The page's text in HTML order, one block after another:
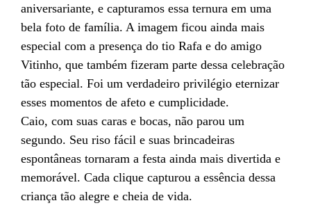
aniversariante, e capturamos essa ternura em uma
bela foto de família. A imagem ficou ainda mais
especial com a presença do tio Rafa e do amigo
Vitinho, que também fizeram parte dessa celebração
tão especial. Foi um verdadeiro privilégio eternizar
esses momentos de afeto e cumplicidade.
Caio, com suas caras e bocas, não parou um
segundo. Seu riso fácil e suas brincadeiras
espontâneas tornaram a festa ainda mais divertida e
memorável. Cada clique capturou a essência dessa
criança tão alegre e cheia de vida.